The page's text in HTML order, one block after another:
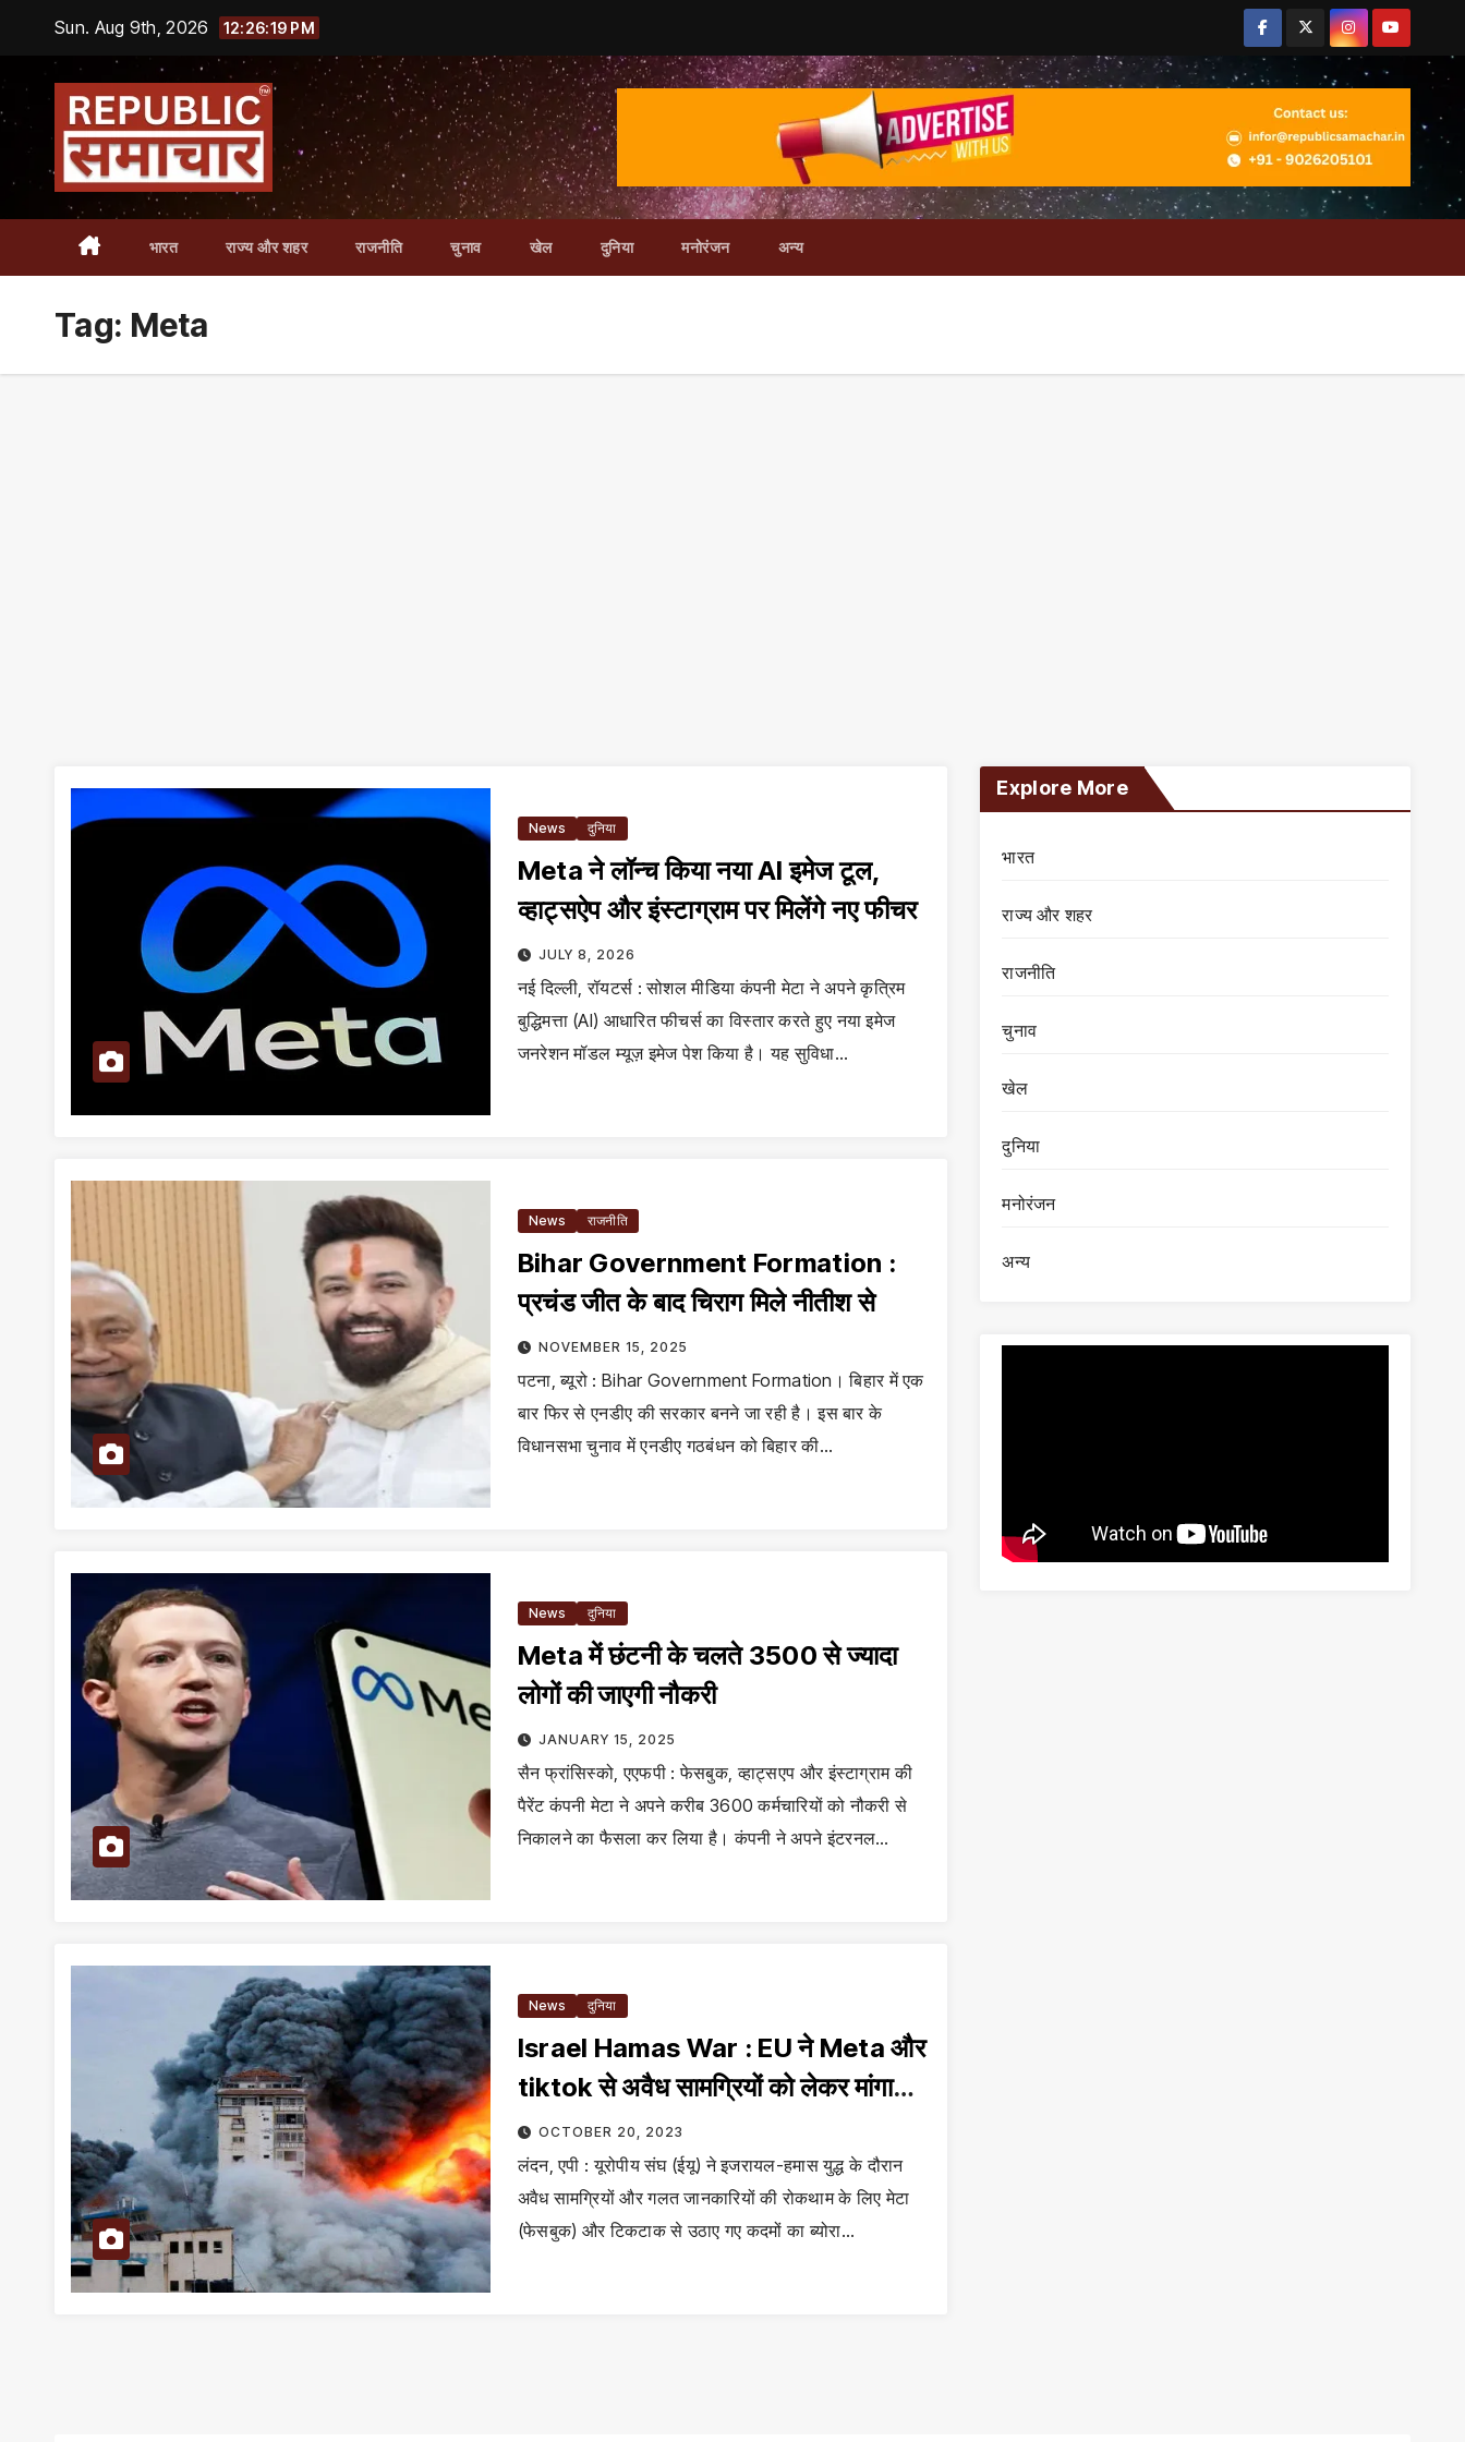
content
Sun. Aug 9th, 2026 12:26:20 PM
भारत राज्य और शहर राजनीति चुनाव खेल दुनिया मनोरंजन अन्य
Tag: Meta
News दुनिया
Meta ने लॉन्च किया नया AI इमेज टूल,
व्हाट्सऐप और इंस्टाग्राम पर मिलेंगे नए फीचर
JULY 8, 2026
नई दिल्ली, रॉयटर्स : सोशल मीडिया कंपनी मेटा ने अपने कृत्रिम
बुद्धिमत्ता (AI) आधारित फीचर्स का विस्तार करते हुए नया इमेज
जनरेशन मॉडल म्यूज़ इमेज पेश किया है। यह सुविधा…
News राजनीति
Bihar Government Formation :
प्रचंड जीत के बाद चिराग मिले नीतीश से
NOVEMBER 15, 2025
पटना, ब्यूरो : Bihar Government Formation। बिहार में एक
बार फिर से एनडीए की सरकार बनने जा रही है। इस बार के
विधानसभा चुनाव में एनडीए गठबंधन को बिहार की…
News दुनिया
Meta में छंटनी के चलते 3500 से ज्यादा
लोगों की जाएगी नौकरी
JANUARY 15, 2025
सैन फ्रांसिस्को, एएफपी : फेसबुक, व्हाट्सएप और इंस्टाग्राम की
पैरेंट कंपनी मेटा ने अपने करीब 3600 कर्मचारियों को नौकरी से
निकालने का फैसला कर लिया है। कंपनी ने अपने इंटरनल…
News दुनिया
Israel Hamas War : EU ने Meta और
tiktok से अवैध सामग्रियों को लेकर मांगा
ब्योराOCTOBER 20, 2023
लंदन, एपी : यूरोपीय संघ (ईयू) ने इजरायल-हमास युद्ध के दौरान
अवैध सामग्रियों और गलत जानकारियों की रोकथाम के लिए मेटा
(फेसबुक) और टिकटाक से उठाए गए कदमों का ब्योरा…
Explore More
भारत
राज्य और शहर
राजनीति
चुनाव
खेल
दुनिया
मनोरंजन
अन्य